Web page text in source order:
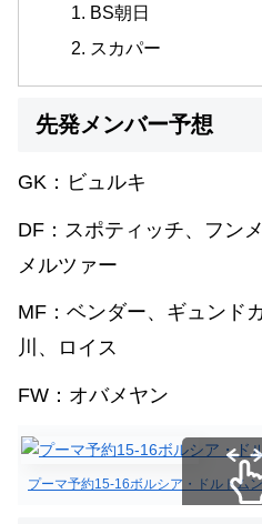
BS朝日
スカパー
先発メンバー予想
GK：ビュルキ
DF：スポティッチ、フン
メルツァー
MF：ベンダー、ギュンド
川、ロイス
FW：オバメヤン
プーマ予約15-16ボルシア・ドルトム